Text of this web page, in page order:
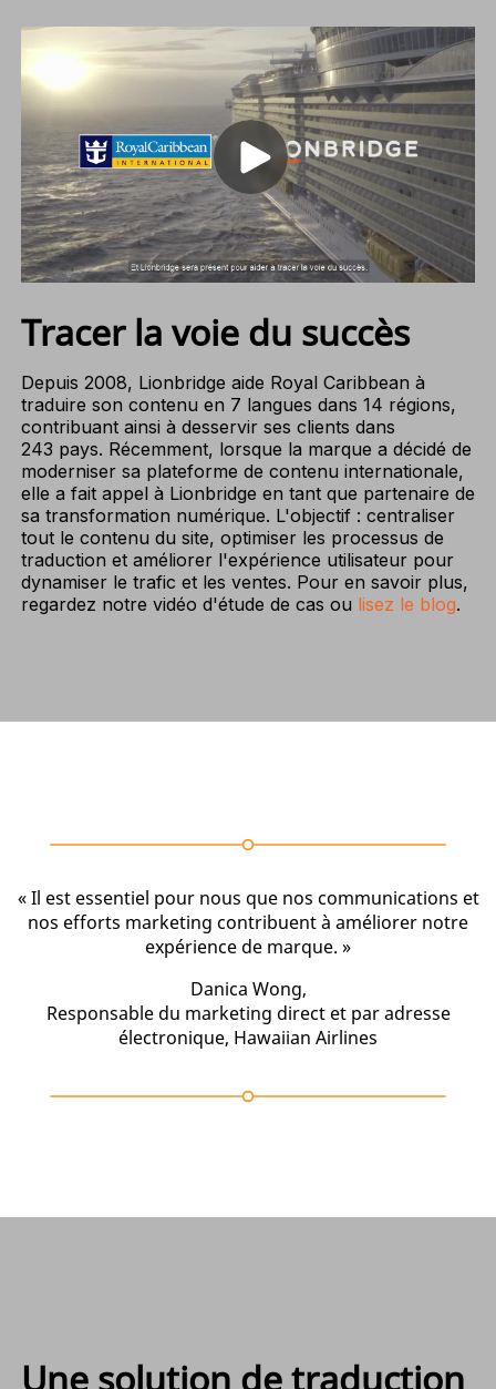
Tracer la voie du succès
Depuis 2008, Lionbridge aide Royal Caribbean à
traduire son contenu en 7 langues dans 14 régions,
contribuant ainsi à desservir ses clients dans
243 pays. Récemment, lorsque la marque a décidé de
moderniser sa plateforme de contenu internationale,
elle a fait appel à Lionbridge en tant que partenaire de
sa transformation numérique. L'objectif : centraliser
tout le contenu du site, optimiser les processus de
traduction et améliorer l'expérience utilisateur pour
dynamiser le trafic et les ventes. Pour en savoir plus,
regardez notre vidéo d'étude de cas ou lisez le blog.
« Il est essentiel pour nous que nos communications et
nos efforts marketing contribuent à améliorer notre
expérience de marque. »
Danica Wong,
Responsable du marketing direct et par adresse
électronique, Hawaiian Airlines
Une solution de traduction